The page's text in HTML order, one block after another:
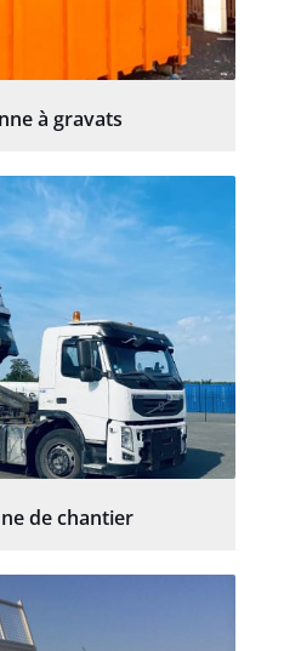
à gravats
de chantier